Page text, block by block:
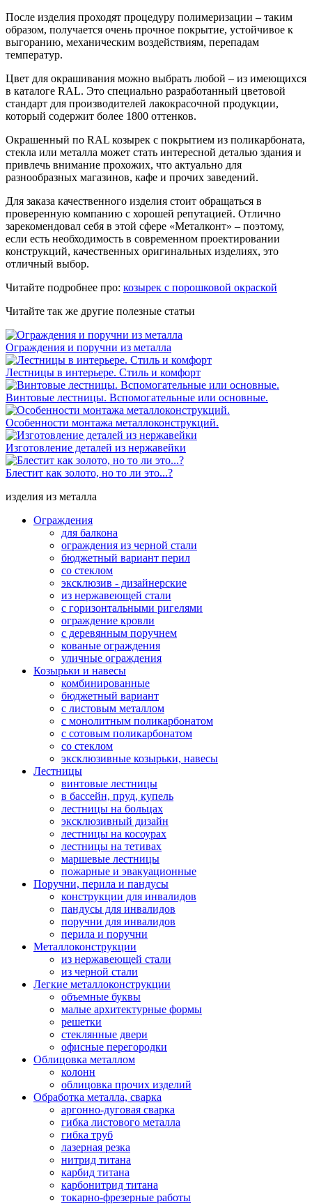
После изделия проходят процедуру полимеризации – таким
образом, получается очень прочное покрытие, устойчивое к
выгоранию, механическим воздействиям, перепадам
температур.
Цвет для окрашивания можно выбрать любой – из имеющихся
в каталоге RAL. Это специально разработанный цветовой
стандарт для производителей лакокрасочной продукции,
который содержит более 1800 оттенков.
Окрашенный по RAL козырек с покрытием из поликарбоната,
стекла или металла может стать интересной деталью здания и
привлечь внимание прохожих, что актуально для
разнообразных магазинов, кафе и прочих заведений.
Для заказа качественного изделия стоит обращаться в
проверенную компанию с хорошей репутацией. Отлично
зарекомендовал себя в этой сфере «Металконт» – поэтому,
если есть необходимость в современном проектировании
конструкций, качественных оригинальных изделиях, это
отличный выбор.
Читайте подробнее про: козырек с порошковой окраской
Читайте так же другие полезные статьи
Ограждения и поручни из металла
Лестницы в интерьере. Стиль и комфорт
Винтовые лестницы. Вспомогательные или основные.
Особенности монтажа металлоконструкций.
Изготовление деталей из нержавейки
Блестит как золото, но то ли это...?
изделия из металла
Ограждения
для балкона
ограждения из черной стали
бюджетный вариант перил
со стеклом
эксклюзив - дизайнерские
из нержавеющей стали
с горизонтальными ригелями
ограждение кровли
с деревянным поручнем
кованые ограждения
уличные ограждения
Козырьки и навесы
комбинированные
бюджетный вариант
с листовым металлом
с монолитным поликарбонатом
с сотовым поликарбонатом
со стеклом
эксклюзивные козырьки, навесы
Лестницы
винтовые лестницы
в бассейн, пруд, купель
лестницы на больцах
эксклюзивный дизайн
лестницы на косоурах
лестницы на тетивах
маршевые лестницы
пожарные и эвакуационные
Поручни, перила и пандусы
конструкции для инвалидов
пандусы для инвалидов
поручни для инвалидов
перила и поручни
Металлоконструкции
из нержавеющей стали
из черной стали
Легкие металлоконструкции
объемные буквы
малые архитектурные формы
решетки
стеклянные двери
офисные перегородки
Облицовка металлом
колонн
облицовка прочих изделий
Обработка металла, сварка
аргонно-дуговая сварка
гибка листового металла
гибка труб
лазерная резка
нитрид титана
карбид титана
карбонитрид титана
токарно-фрезерные работы